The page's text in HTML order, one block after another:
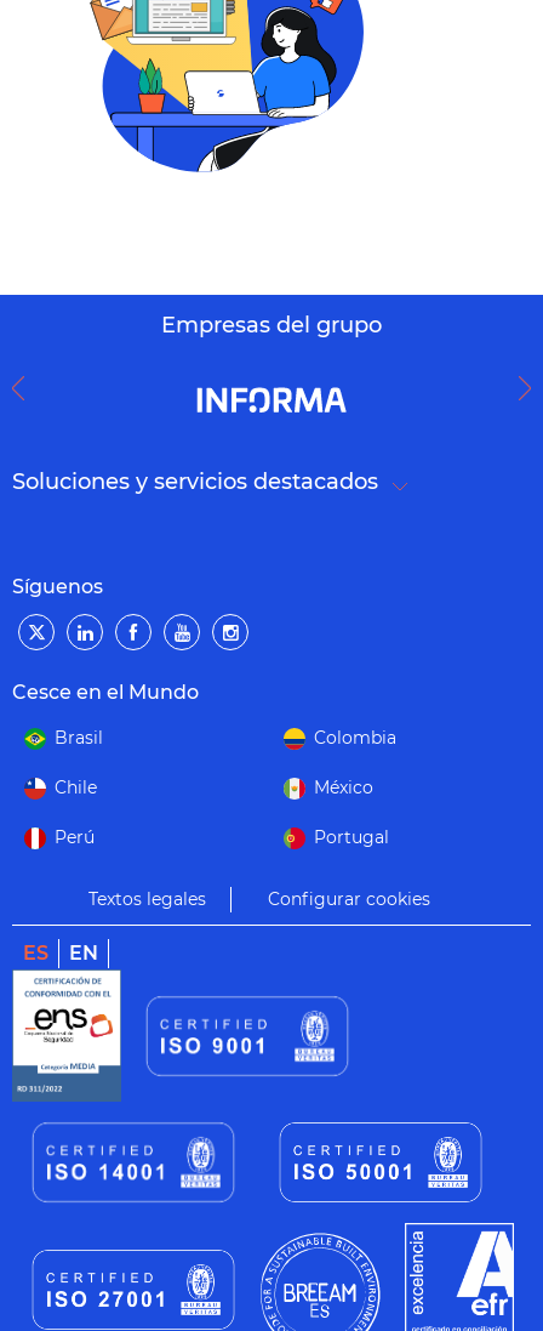
Empresas del grupo
Soluciones y servicios destacados
Síguenos
Cesce en el Mundo
Brasil Colombia
Chile México
Perú Portugal
Textos legales Configurar cookies
ES EN